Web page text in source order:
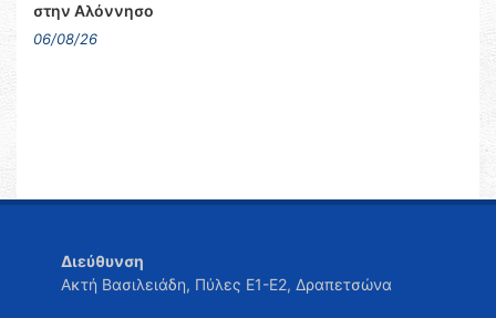
στην Αλόννησο
06/08/26
Διεύθυνση
Ακτή Βασιλειάδη, Πύλες Ε1-Ε2, Δραπετσώνα